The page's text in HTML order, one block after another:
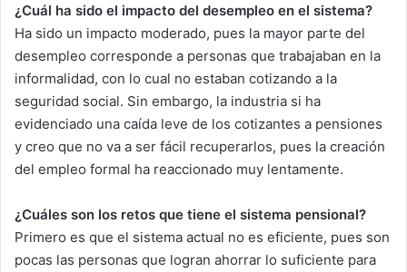
¿Cuál ha sido el impacto del desempleo en el sistema?
Ha sido un impacto moderado, pues la mayor parte del
desempleo corresponde a personas que trabajaban en la
informalidad, con lo cual no estaban cotizando a la
seguridad social. Sin embargo, la industria si ha
evidenciado una caída leve de los cotizantes a pensiones
y creo que no va a ser fácil recuperarlos, pues la creación
del empleo formal ha reaccionado muy lentamente.
¿Cuáles son los retos que tiene el sistema pensional?
Primero es que el sistema actual no es eficiente, pues son
pocas las personas que logran ahorrar lo suficiente para